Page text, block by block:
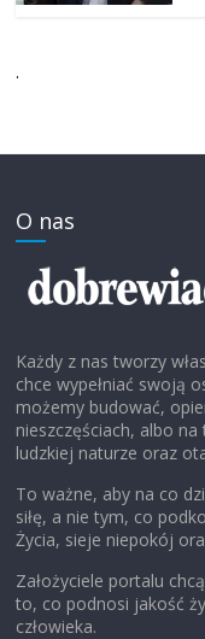
.
O nas
Każdy z nas tworzy
chce wypełniać swoją
możemy budować,
nieszczęściach, albo
ludzkiej naturze oraz
To ważne, aby na co
siłę, a nie tym, co
Życia, sieje niepokój
Założyciele portalu
to, co podnosi jakość
człowieka.